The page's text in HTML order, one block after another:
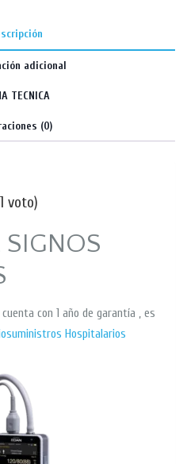
adicional
TECNICA
(0)
voto)
cuenta con 1 año de garantía , es
Hospitalarios